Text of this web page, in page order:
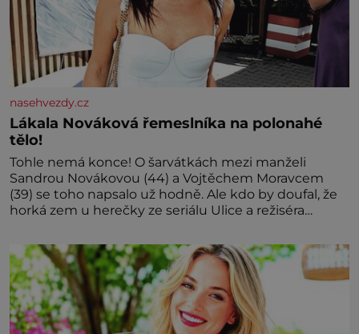
nasehvezdy.cz
Lákala Nováková řemeslníka na polonahé
tělo!
Tohle nemá konce! O šarvátkách mezi manželi
Sandrou Novákovou (44) a Vojtěchem Moravcem
(39) se toho napsalo už hodně. Ale kdo by doufal, že
horká zem u herečky ze seriálu Ulice a režiséra